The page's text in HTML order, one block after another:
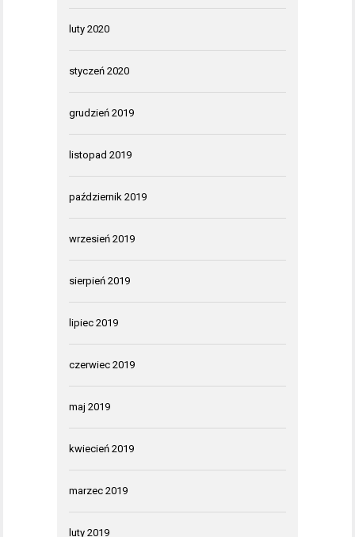
luty 2020
styczeń 2020
grudzień 2019
listopad 2019
październik 2019
wrzesień 2019
sierpień 2019
lipiec 2019
czerwiec 2019
maj 2019
kwiecień 2019
marzec 2019
luty 2019